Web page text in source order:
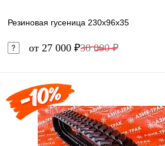
Резиновая гусеница 230x96x35
от 27 000 ₽30 000 ₽
Купить в 1 клик Сравнение
В избранное В наличии